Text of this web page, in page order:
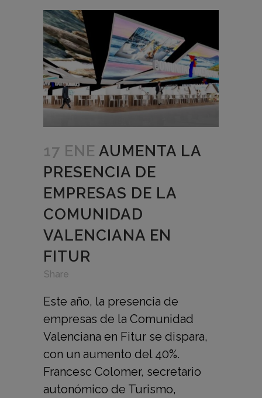
17 ENE AUMENTA LA
PRESENCIA DE
EMPRESAS DE LA
COMUNIDAD
VALENCIANA EN
FITUR
Share
Este año, la presencia de
empresas de la Comunidad
Valenciana en Fitur se dispara,
con un aumento del 40%.
Francesc Colomer, secretario
autonómico de Turismo,